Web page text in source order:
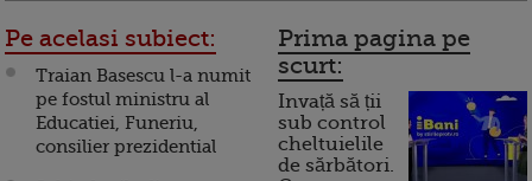
Pe acelasi subiect:
Traian Basescu l-a numit
pe fostul ministru al
Educatiei, Funeriu,
consilier prezidential
Prima pagina pe
scurt:
Invață să ții
sub control
cheltuielile
de sărbători.